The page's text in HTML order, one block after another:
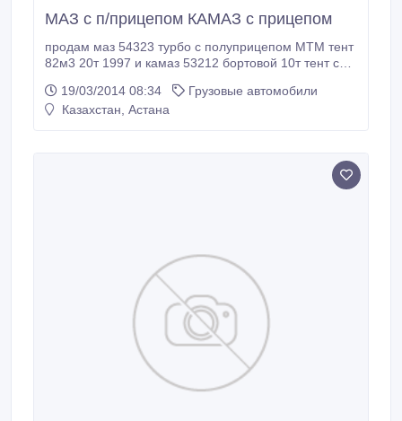
МАЗ с п/прицепом КАМАЗ с прицепом
продам маз 54323 турбо с полуприцепом МТМ тент
82м3 20т 1997 и камаз 53212 бортовой 10т тент с
19/03/2014 08:34
Грузовые автомобили
Казахстан, Астана